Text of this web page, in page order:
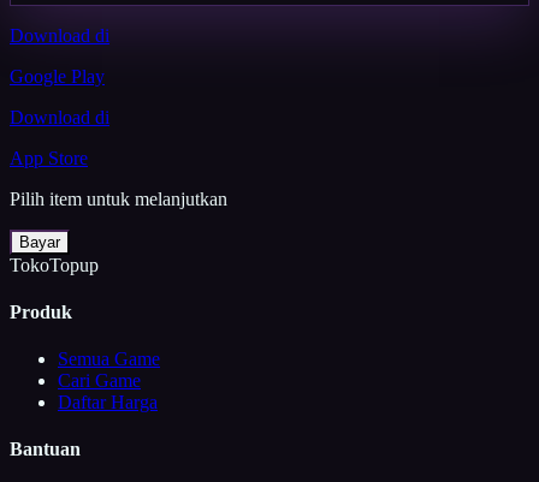
Download di
Google Play
Download di
App Store
Pilih item untuk melanjutkan
Bayar
TokoTopup
Produk
Semua Game
Cari Game
Daftar Harga
Bantuan